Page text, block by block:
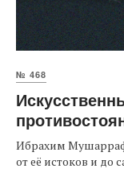
№ 468
Ибрахим
от её истоков и до